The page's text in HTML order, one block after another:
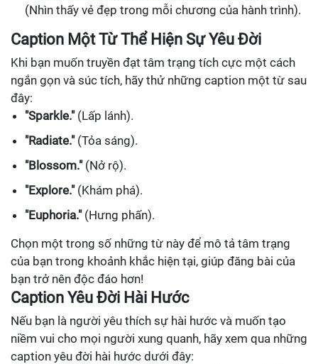
(Nhìn thấy vẻ đẹp trong mỗi chương của hành trình).
Caption Một Từ Thể Hiện Sự Yêu Đời
Khi bạn muốn truyền đạt tâm trạng tích cực một cách
ngắn gọn và súc tích, hãy thử những caption một từ sau
đây:
"Sparkle."(Lấp lánh).
"Radiate."(Tỏa sáng).
"Blossom."(Nở rộ).
"Explore."(Khám phá).
"Euphoria."(Hưng phấn).
Chọn một trong số những từ này để mô tả tâm trạng
của bạn trong khoảnh khắc hiện tại, giúp đăng bài của
bạn trở nên độc đáo hơn!
Caption Yêu Đời Hài Hước
Nếu bạn là người yêu thích sự hài hước và muốn tạo
niềm vui cho mọi người xung quanh, hãy xem qua những
caption yêu đời hài hước dưới đây: